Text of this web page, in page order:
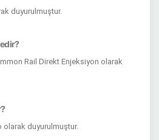
duyurulmuştur.
Rail Direkt Enjeksiyon olarak
duyurulmuştur.